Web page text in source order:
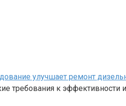
улучшает ремонт
к эффективности